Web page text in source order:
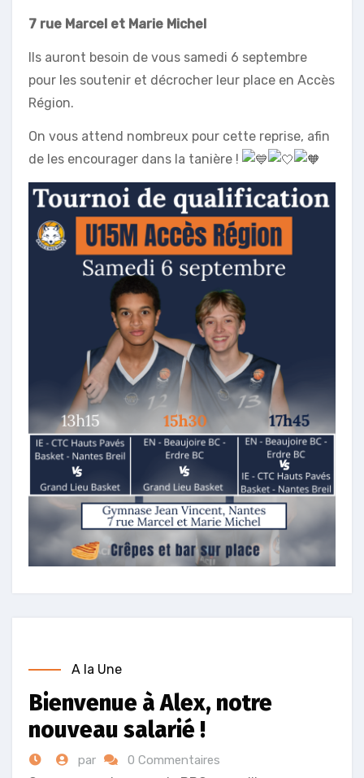
7 rue Marcel et Marie Michel
Ils auront besoin de vous samedi 6 septembre
pour les soutenir et décrocher leur place en Accès
Région.
On vous attend nombreux pour cette reprise, afin
de les encourager dans la tanière !
A la Une
Bienvenue à Alex, notre
nouveau salarié !
par 0 Commentaires